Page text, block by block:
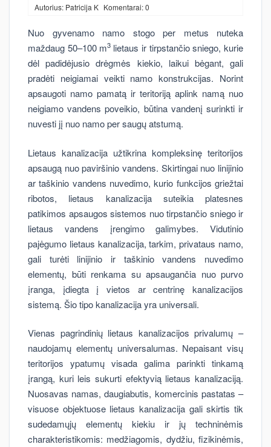
Autorius: Patricija K Komentarai: 0
Nuo gyvenamo namo stogo per metus nuteka
maždaug 50–100 m3 lietaus ir tirpstančio sniego, kurie
dėl padidėjusio drėgmės kiekio, laikui bėgant, gali
pradėti neigiamai veikti namo konstrukcijas. Norint
apsaugoti namo pamatą ir teritoriją aplink namą nuo
neigiamo vandens poveikio, būtina vandenį surinkti ir
nuvesti jį nuo namo per saugų atstumą.
Lietaus kanalizacija užtikrina kompleksinę teritorijos
apsaugą nuo paviršinio vandens. Skirtingai nuo linijinio
ar taškinio vandens nuvedimo, kurio funkcijos griežtai
ribotos, lietaus kanalizacija suteikia platesnes
patikimos apsaugos sistemos nuo tirpstančio sniego ir
lietaus vandens įrengimo galimybes. Vidutinio
pajėgumo lietaus kanalizacija, tarkim, privataus namo,
gali turėti linijinio ir taškinio vandens nuvedimo
elementų, būti renkama su apsaugančia nuo purvo
įranga, įdiegta į vietos ar centrinę kanalizacijos
sistemą. Šio tipo kanalizacija yra universali.
Vienas pagrindinių lietaus kanalizacijos privalumų –
naudojamų elementų universalumas. Nepaisant visų
teritorijos ypatumų visada galima parinkti tinkamą
įrangą, kuri leis sukurti efektyvią lietaus kanalizaciją.
Nuosavas namas, daugiabutis, komercinis pastatas –
visuose objektuose lietaus kanalizacija gali skirtis tik
sudedamųjų elementų kiekiu ir jų techninėmis
charakteristikomis: medžiagomis, dydžiu, fizikinėmis,